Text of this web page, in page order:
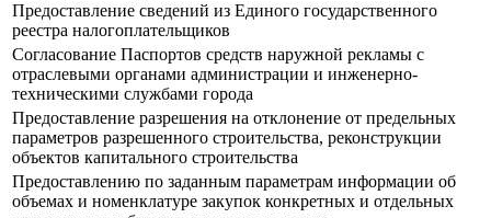
Предоставление сведений из Единого государственного
реестра налогоплательщиков
Согласование Паспортов средств наружной рекламы с
отраслевыми органами администрации и инженерно-
техническими службами города
Предоставление разрешения на отклонение от предельных
параметров разрешенного строительства, реконструкции
объектов капитального строительства
Предоставлению по заданным параметрам информации об
объемах и номенклатуре закупок конкретных и отдельных